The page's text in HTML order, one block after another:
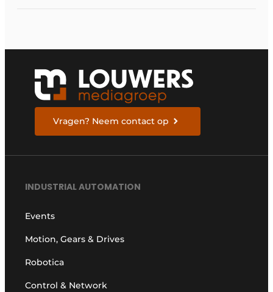
Vragen? Neem contact op
INDUSTRIAL AUTOMATION
Events
Motion, Gears & Drives
Robotica
Control & Network